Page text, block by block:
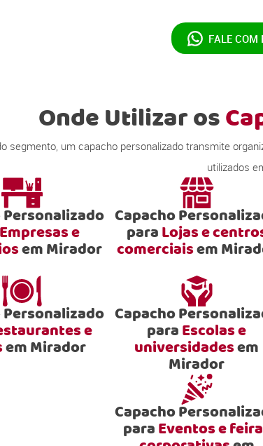
FALE COM
Onde Utilizar os
segmento, um capacho personalizado transmite
utilizados
Personalizado
Empresas e
em Mirador
Capacho
paraLojas e
comerciaisem
Personalizado
e
em Mirador
Capacho
paraEscolas e
universidadesem
Mirador
Capacho
paraEventos e